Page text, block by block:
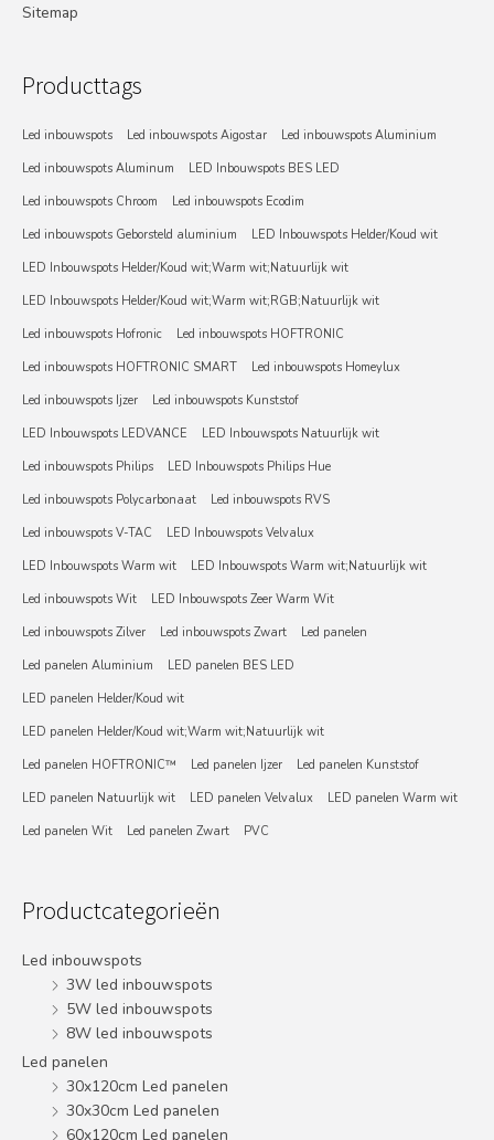
Sitemap
Producttags
Led inbouwspots Led inbouwspots Aigostar
Led inbouwspots Aluminium
Led inbouwspots Aluminum
LED Inbouwspots BES LED
Led inbouwspots Chroom
Led inbouwspots Ecodim
Led inbouwspots Geborsteld aluminium
LED Inbouwspots Helder/Koud wit
LED Inbouwspots Helder/Koud wit;Warm wit;Natuurlijk wit
LED Inbouwspots Helder/Koud wit;Warm wit;RGB;Natuurlijk wit
Led inbouwspots Hofronic
Led inbouwspots HOFTRONIC
Led inbouwspots HOFTRONIC SMART
Led inbouwspots Homeylux
Led inbouwspots Ijzer
Led inbouwspots Kunststof
LED Inbouwspots LEDVANCE
LED Inbouwspots Natuurlijk wit
Led inbouwspots Philips
LED Inbouwspots Philips Hue
Led inbouwspots Polycarbonaat
Led inbouwspots RVS
Led inbouwspots V-TAC
LED Inbouwspots Velvalux
LED Inbouwspots Warm wit
LED Inbouwspots Warm wit;Natuurlijk wit
Led inbouwspots Wit
LED Inbouwspots Zeer Warm Wit
Led inbouwspots Zilver
Led inbouwspots Zwart
Led panelen
Led panelen Aluminium
LED panelen BES LED
LED panelen Helder/Koud wit
LED panelen Helder/Koud wit;Warm wit;Natuurlijk wit
Led panelen HOFTRONIC™
Led panelen Ijzer
Led panelen Kunststof
LED panelen Natuurlijk wit
LED panelen Velvalux
LED panelen Warm wit
Led panelen Wit
Led panelen Zwart PVC
Productcategorieën
Led inbouwspots
3W led inbouwspots
5W led inbouwspots
8W led inbouwspots
Led panelen
30x120cm Led panelen
30x30cm Led panelen
60x120cm Led panelen